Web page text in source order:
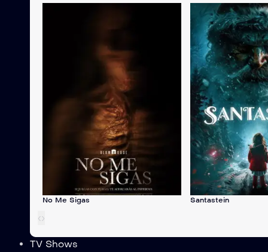
No Me Sigas Santastein
‹›
TV Shows